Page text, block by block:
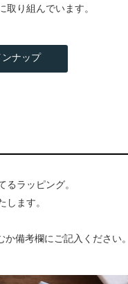
り組んでいます。
ナップ
ラッピング。
ます。
備考欄にご記入ください。